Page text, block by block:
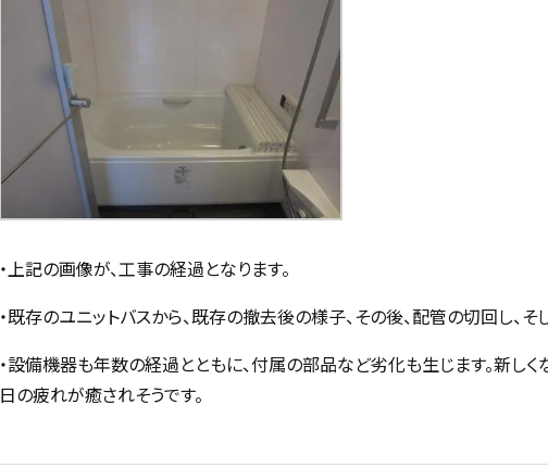
・上記の画像が、工事の経過となります。
・既存のユニットバスから、既存の撤去後の様子、その後、配管の切回し、
・設備機器も年数の経過とともに、付属の部品など劣化も生じます。新しく
日の疲れが癒されそうです。